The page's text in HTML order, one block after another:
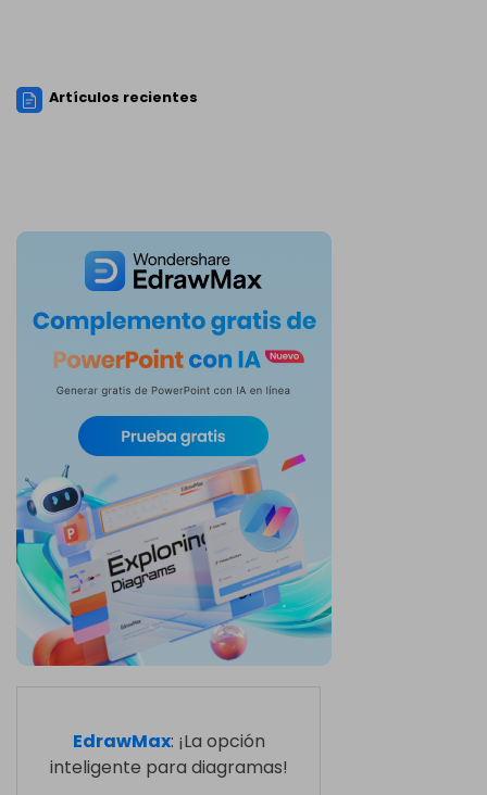
Artículos recientes
EdrawMax: ¡La opción
inteligente para diagramas!